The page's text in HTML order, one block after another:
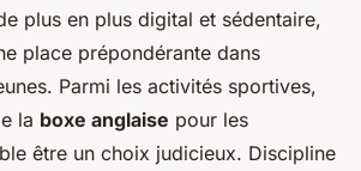
plus en plus digital et sédentaire,
place prépondérante dans
Parmi les activités sportives,
la boxe anglaise pour les
être un choix judicieux. Discipline